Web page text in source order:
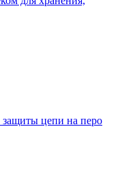
защиты цепи на перо